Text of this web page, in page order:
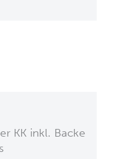
KK inkl. Backe